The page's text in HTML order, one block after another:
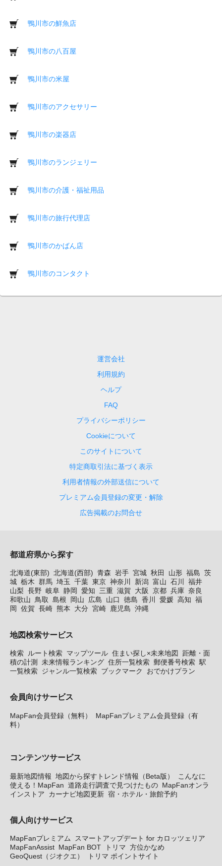
鴨川市の鮮魚店
鴨川市の八百屋
鴨川市の米屋
鴨川市のアクセサリー
鴨川市の楽器店
鴨川市のランジェリー
鴨川市の介護・福祉用品
鴨川市の旅行代理店
鴨川市のかばん店
鴨川市のコンタクト
運営会社
利用規約
ヘルプ
FAQ
プライバシーポリシー
Cookieについて
このサイトについて
特定商取引法に基づく表示
利用者情報の外部送信について
プレミアム会員登録の変更・解除
広告掲載のお問合せ
都道府県から探す
北海道(東部) 北海道(西部) 青森 岩手 宮城 秋田 山形 福島 茨
城 栃木 群馬 埼玉 千葉 東京 神奈川 新潟 富山 石川
福井
山梨 長野 岐阜 静岡 愛知 三重 滋賀 大阪 京都 兵庫 奈良
和歌山 鳥取 島根 岡山 広島 山口 徳島 香川 愛媛 高知 福
岡
佐賀 長崎 熊本 大分 宮崎 鹿児島 沖縄
地図検索サービス
検索 ルート検索 マップツール 住まい探し×未来地図
距離・面
積の計測
未来情報ランキング 住所一覧検索 郵便番号検索 駅
一覧検索 ジャンル一覧検索 ブックマーク おでかけプラン
会員向けサービス
MapFan会員登録（無料）
MapFanプレミアム会員登録（有
料）
コンテンツサービス
最新地図情報 地図から探すトレンド情報（Beta版）
こんなに
使える！MapFan 道路走行調査で見つけたもの MapFanオンラ
インストア
カーナビ地図更新 宿・ホテル・旅館予約
個人向けサービス
MapFanプレミアム
スマートアップデート for カロッツェリア
MapFanAssist MapFan BOT トリマ 方位かなめ
GeoQuest（ジオクエ）
トリマ ポイントサイト